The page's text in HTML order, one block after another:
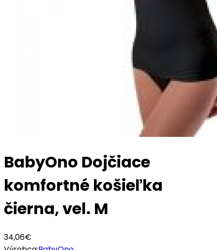
BabyOno Dojčiace
komfortné košieľka
čierna, vel. M
34,06€